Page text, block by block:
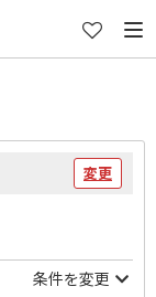
変更
条件を変更